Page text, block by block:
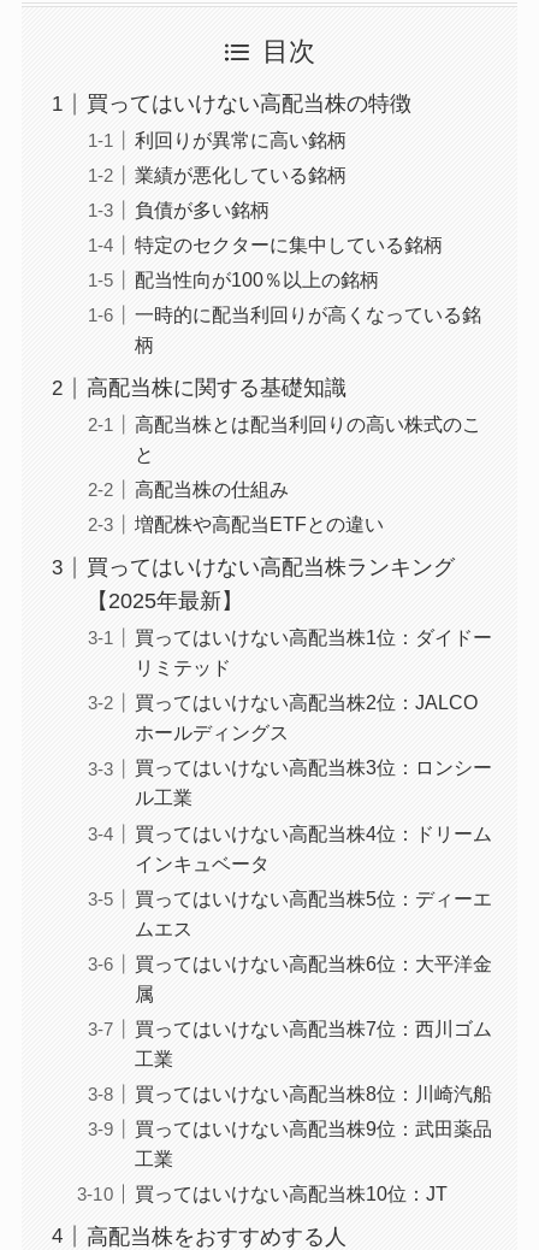
目次
買ってはいけない高配当株の特徴
利回りが異常に高い銘柄
業績が悪化している銘柄
負債が多い銘柄
特定のセクターに集中している銘柄
配当性向が100％以上の銘柄
一時的に配当利回りが高くなっている銘
柄
高配当株に関する基礎知識
高配当株とは配当利回りの高い株式のこ
と
高配当株の仕組み
増配株や高配当ETFとの違い
買ってはいけない高配当株ランキング
【2025年最新】
買ってはいけない高配当株1位：ダイドー
リミテッド
買ってはいけない高配当株2位：JALCO
ホールディングス
買ってはいけない高配当株3位：ロンシー
ル工業
買ってはいけない高配当株4位：ドリーム
インキュベータ
買ってはいけない高配当株5位：ディーエ
ムエス
買ってはいけない高配当株6位：大平洋金
属
買ってはいけない高配当株7位：西川ゴム
工業
買ってはいけない高配当株8位：川崎汽船
買ってはいけない高配当株9位：武田薬品
工業
買ってはいけない高配当株10位：JT
高配当株をおすすめする人